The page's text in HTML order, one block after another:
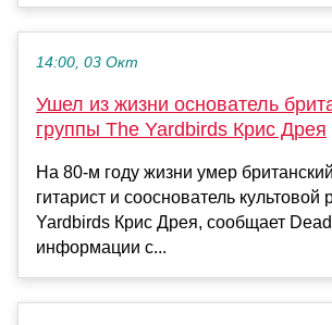
14:00, 03 Окт
Ушел из жизни основатель
группы The Yardbirds Крис Дрея
На 80-м году жизни умер
гитарист и сооснователь культовой
Yardbirds Крис Дрея, сообщает
информации с...